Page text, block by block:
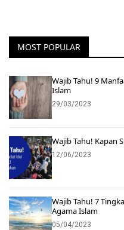
MOST POPULAR
Wajib Tahu! 9
Islam
29/03/2023
Wajib Tahu! Kapan
12/06/2023
Wajib Tahu! 7
Agama Islam
05/04/2023